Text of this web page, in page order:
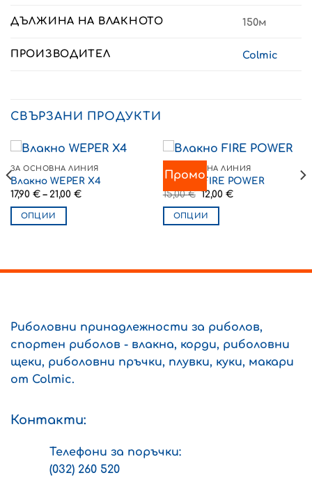
ДЪЛЖИНА НА ВЛАКНОТО 150м
ПРОИЗВОДИТЕЛ Colmic
СВЪРЗАНИ ПРОДУКТИ
ЗА ОСНОВНА ЛИНИЯ
Влакно WEPER X4
17,90 € – 21,00 €Price
ОПЦИИ
multiple
options
be
chosen
on
page
Промо
ЗА ОСНОВНА ЛИНИЯ
Влакно FIRE POWER
15,00€ Original
price
was:
15,00 €.
12,00 €Текущата
ОПЦИИ
multiple
be
chosen
Риболовни принадлежности за риболов,
спортен риболов - влакна, корди, риболовни
щеки, риболовни пръчки, плувки, куки, макари
от Colmic.
Контакти:
Телефони за поръчки:
(032) 260 520